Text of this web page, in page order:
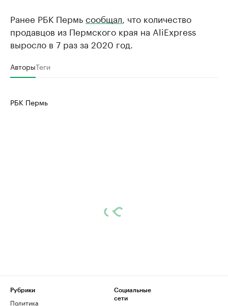
Ранее РБК Пермьсообщал , что количество
продавцов из Пермского края на AliExpress
выросло в 7 раз за 2020 год.
АвторыТеги
РБК Пермь
Рубрики
Политика
Социальные
сети